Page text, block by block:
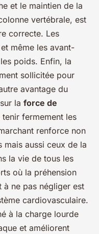
et le maintien de la
vertébrale, est
correcte. Les
même les avant-
poids. Enfin, la
sollicitée pour
avantage du
la force de
fermement les
renforce non
mais aussi ceux de la
la vie de tous les
où la préhension
à ne pas négliger est
cardiovasculaire.
à la charge lourde
et améliorent